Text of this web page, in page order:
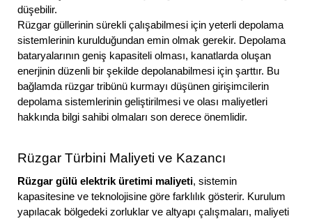
düşebilir.
Rüzgar güllerinin sürekli çalışabilmesi için yeterli depolama
sistemlerinin kurulduğundan emin olmak gerekir. Depolama
bataryalarının geniş kapasiteli olması, kanatlarda oluşan
enerjinin düzenli bir şekilde depolanabilmesi için şarttır. Bu
bağlamda rüzgar tribünü kurmayı düşünen girişimcilerin
depolama sistemlerinin geliştirilmesi ve olası maliyetleri
hakkında bilgi sahibi olmaları son derece önemlidir.
Rüzgar Türbini Maliyeti ve Kazancı
Rüzgar gülü elektrik üretimi maliyeti, sistemin
kapasitesine ve teknolojisine göre farklılık gösterir. Kurulum
yapılacak bölgedeki zorluklar ve altyapı çalışmaları, maliyeti